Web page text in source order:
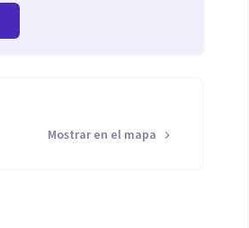
Mostrar en el mapa